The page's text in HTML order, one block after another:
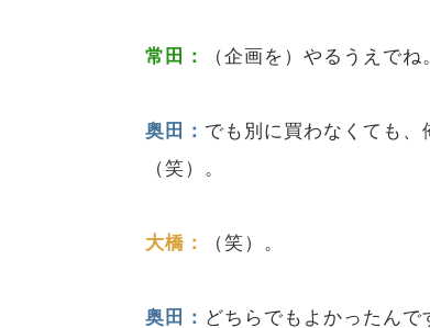
常田： （企画を）やるうえでね
奥田： でも別に買わなくても
（笑）。
大橋： （笑）。
奥田： どちらでもよかったん